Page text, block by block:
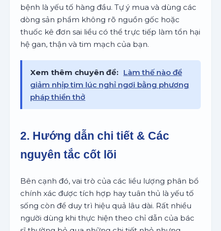
bệnh là yếu tố hàng đầu. Tự ý mua và dùng các
dòng sản phẩm không rõ nguồn gốc hoặc
thuốc kê đơn sai liều có thể trực tiếp làm tổn hại
hệ gan, thận và tim mạch của bạn.
Xem thêm chuyên đề: Làm thế nào để
giảm nhịp tim lúc nghỉ ngơi bằng phương
pháp thiền thở
2. Hướng dẫn chi tiết & Các
nguyên tắc cốt lõi
Bên cạnh đó, vai trò của các liều lượng phân bổ
chính xác được tích hợp hay tuân thủ là yếu tố
sống còn để duy trì hiệu quả lâu dài. Rất nhiều
người dùng khi thực hiện theo chỉ dẫn của bác